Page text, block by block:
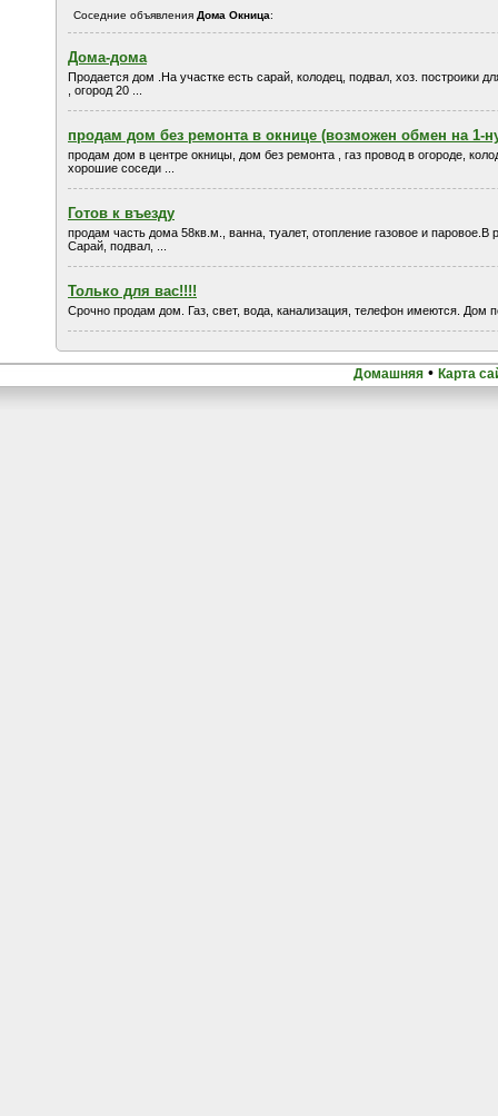
Соседние объявления Дома Окница:
Дома-дома
Продается дом .На участке есть сарай, колодец, подвал, хоз. построики
, огород 20 ...
продам дом без ремонта в окнице (возможен обмен на 1-
продам дом в центре окницы, дом без ремонта , газ провод в огороде,
хорошие соседи ...
Готов к въезду
продам часть дома 58кв.м., ванна, туалет, отопление газовое и
Сарай, подвал, ...
Только для вас!!!!
Срочно продам дом. Газ, свет, вода, канализация, телефон имеются. Дом
Домашняя • Карта